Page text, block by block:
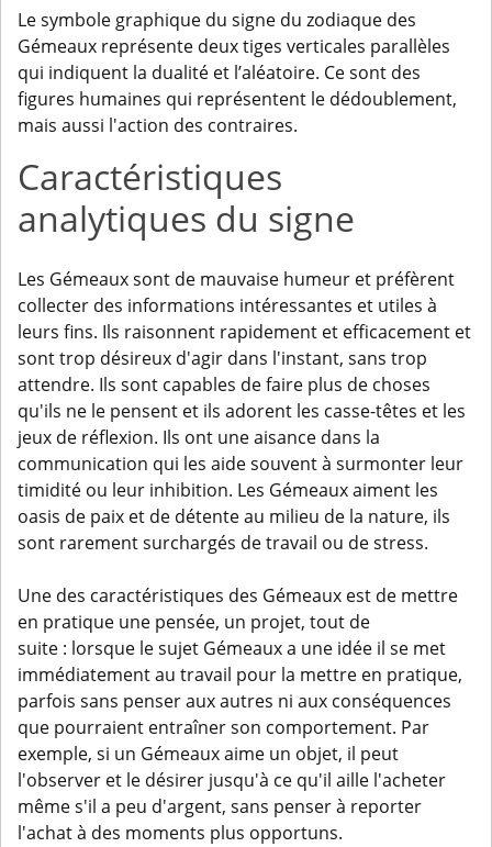
Le symbole graphique du signe du zodiaque des
Gémeaux représente deux tiges verticales parallèles
qui indiquent la dualité et l’aléatoire. Ce sont des
figures humaines qui représentent le dédoublement,
mais aussi l'action des contraires.
Caractéristiques
analytiques du signe
Les Gémeaux sont de mauvaise humeur et préfèrent
collecter des informations intéressantes et utiles à
leurs fins. Ils raisonnent rapidement et efficacement et
sont trop désireux d'agir dans l'instant, sans trop
attendre. Ils sont capables de faire plus de choses
qu'ils ne le pensent et ils adorent les casse-têtes et les
jeux de réflexion. Ils ont une aisance dans la
communication qui les aide souvent à surmonter leur
timidité ou leur inhibition. Les Gémeaux aiment les
oasis de paix et de détente au milieu de la nature, ils
sont rarement surchargés de travail ou de stress.
Une des caractéristiques des Gémeaux est de mettre
en pratique une pensée, un projet, tout de
suite : lorsque le sujet Gémeaux a une idée il se met
immédiatement au travail pour la mettre en pratique,
parfois sans penser aux autres ni aux conséquences
que pourraient entraîner son comportement. Par
exemple, si un Gémeaux aime un objet, il peut
l'observer et le désirer jusqu'à ce qu'il aille l'acheter
même s'il a peu d'argent, sans penser à reporter
l'achat à des moments plus opportuns.